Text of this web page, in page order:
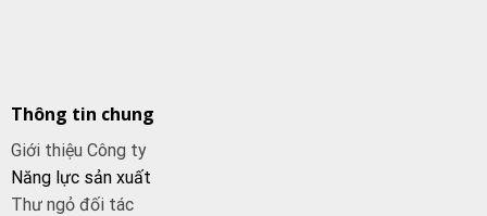
Thông tin chung
Giới thiệu Công ty
Năng lực sản xuất
Thư ngỏ đối tác